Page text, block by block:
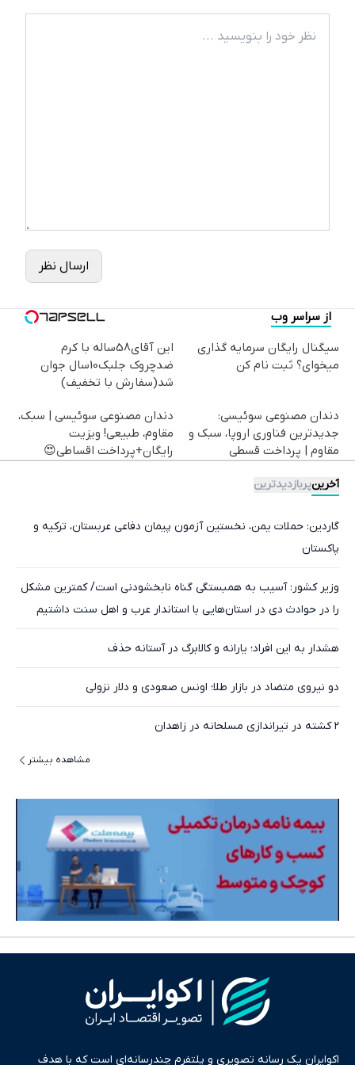
ارسال نظر
از سراسر وب
سیگنال رایگان سرمایه گذاری
میخوای؟ ثبت نام کن
این آقای58ساله با کرم
ضدچروک جلبک10سال جوان
شد(سفارش با تخفیف)
دندان مصنوعی سوئیسی:
جدیدترین فناوری اروپا، سبک و
مقاوم | پرداخت قسطی
دندان مصنوعی سوئیسی | سبک،
مقاوم، طبیعی! ویزیت
رایگان+پرداخت اقساطی😍
آخرینپربازدیدترین
گاردین: حملات یمن، نخستین آزمون پیمان دفاعی عربستان، ترکیه و
پاکستان
وزیر کشور:‌ آسیب به همبستگی گناه نابخشودنی است/ کمترین مشکل
را در حوادث دی در استان‌هایی با استاندار عرب و اهل سنت داشتیم
هشدار به این افراد؛ یارانه و کالابرگ در آستانه حذف
دو نیروی متضاد در بازار طلا؛ اونس صعودی و دلار نزولی
۲ کشته در تیراندازی مسلحانه در زاهدان
مشاهده بیشتر
اکوایران یک رسانه تصویری و پلتفرم چندرسانه‌ای است که با هدف